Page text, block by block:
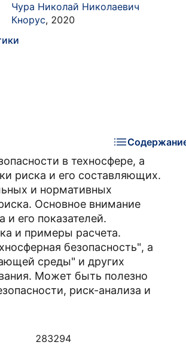
Чура Николай Николаевич
Кнорус, 2020
в техносфере, а
риска и его составляющих.
и нормативных
Основное внимание
и его показателей.
и примеры расчета.
безопасность", а
среды" и других
Может быть полезно
риск-анализа и
283294